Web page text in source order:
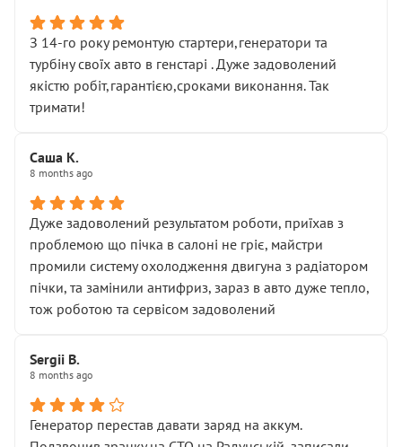
З 14-го року ремонтую стартери,генератори та
турбіну своїх авто в генстарі . Дуже задоволений
якістю робіт,гарантією,сроками виконання. Так
тримати!
Саша К.
8 months ago
Дуже задоволений результатом роботи, приїхав з
проблемою що пічка в салоні не гріє, майстри
промили систему охолодження двигуна з радіатором
пічки, та замінили антифриз, зараз в авто дуже тепло,
тож роботою та сервісом задоволений
Sergii B.
8 months ago
Генератор перестав давати заряд на аккум.